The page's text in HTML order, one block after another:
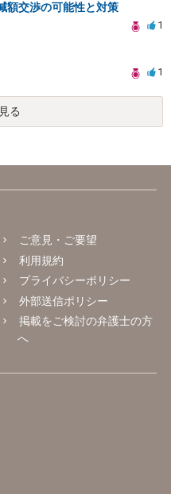
額交渉の可能性と対策
1
1
る
ご意見・ご要望
利用規約
プライバシーポリシー
外部送信ポリシー
掲載をご検討の弁護士の方
へ